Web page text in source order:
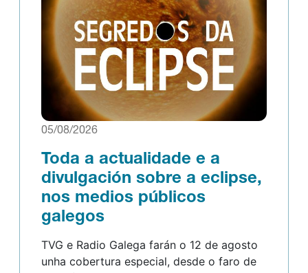
05/08/2026
Toda a actualidade e a
divulgación sobre a eclipse,
nos medios públicos
galegos
TVG e Radio Galega farán o 12 de agosto
unha cobertura especial, desde o faro de